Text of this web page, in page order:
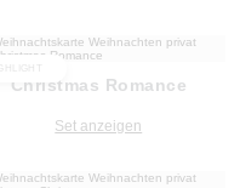
Christmas Romance
Set anzeigen